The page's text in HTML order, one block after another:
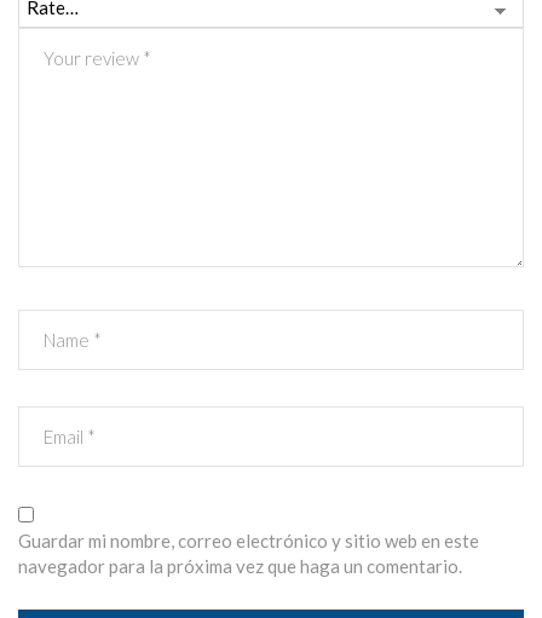
Guardar mi nombre, correo electrónico y sitio web en este
navegador para la próxima vez que haga un comentario.